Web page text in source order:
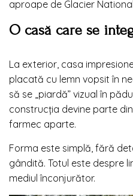
aproape de Glacier
O casă care se
La exterior, casa
placată cu lemn vopsit în
să se „piardă” vizual în
construcția devine parte
farmec aparte.
Forma este simplă, fără
gândită. Totul este despre
mediul înconjurător.